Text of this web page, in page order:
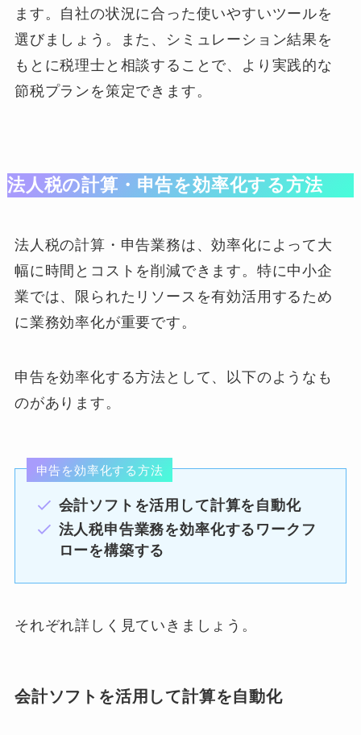
ます。自社の状況に合った使いやすいツールを
選びましょう。また、シミュレーション結果を
もとに税理士と相談することで、より実践的な
節税プランを策定できます。
法人税の計算・申告を効率化する方法
法人税の計算・申告業務は、効率化によって大
幅に時間とコストを削減できます。特に中小企
業では、限られたリソースを有効活用するため
に業務効率化が重要です。
申告を効率化する方法として、以下のようなも
のがあります。
申告を効率化する方法
会計ソフトを活用して計算を自動化
法人税申告業務を効率化するワークフ
ローを構築する
それぞれ詳しく見ていきましょう。
会計ソフトを活用して計算を自動化